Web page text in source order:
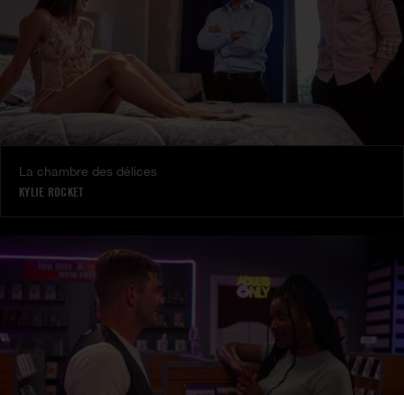
La chambre des délices
KYLIE ROCKET